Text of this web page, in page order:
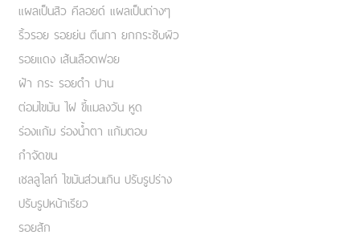
แผลเป็นสิว คีลอยด์ แผลเป็นต่างๆ
ริ้วรอย รอยย่น ตีนกา ยกกระชับผิว
รอยแดง เส้นเลือดฟอย
ฝ้า กระ รอยดำ ปาน
ต่อมไขมัน ไฝ ขี้แมลงวัน หูด
ร่องแก้ม ร่องน้ำตา แก้มตอบ
กำจัดขน
เชลลูไลท์ ไขมันส่วนเกิน ปรับรูปร่าง
ปรับรูปหน้าเรียว
รอยสัก